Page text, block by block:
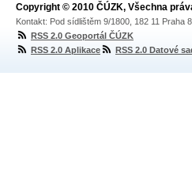
Copyright © 2010 ČÚZK, Všechna
Kontakt: Pod sídlištěm 9/1800, 182 11 Praha
RSS 2.0 Geoportál ČÚZK
RSS 2.0 Aplikace
RSS 2.0 Datové